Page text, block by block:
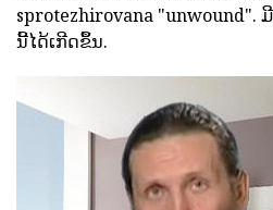
sprotezhirovana "unwound".
ນີ້ໄດ້ເກີດຂຶ້ນ.